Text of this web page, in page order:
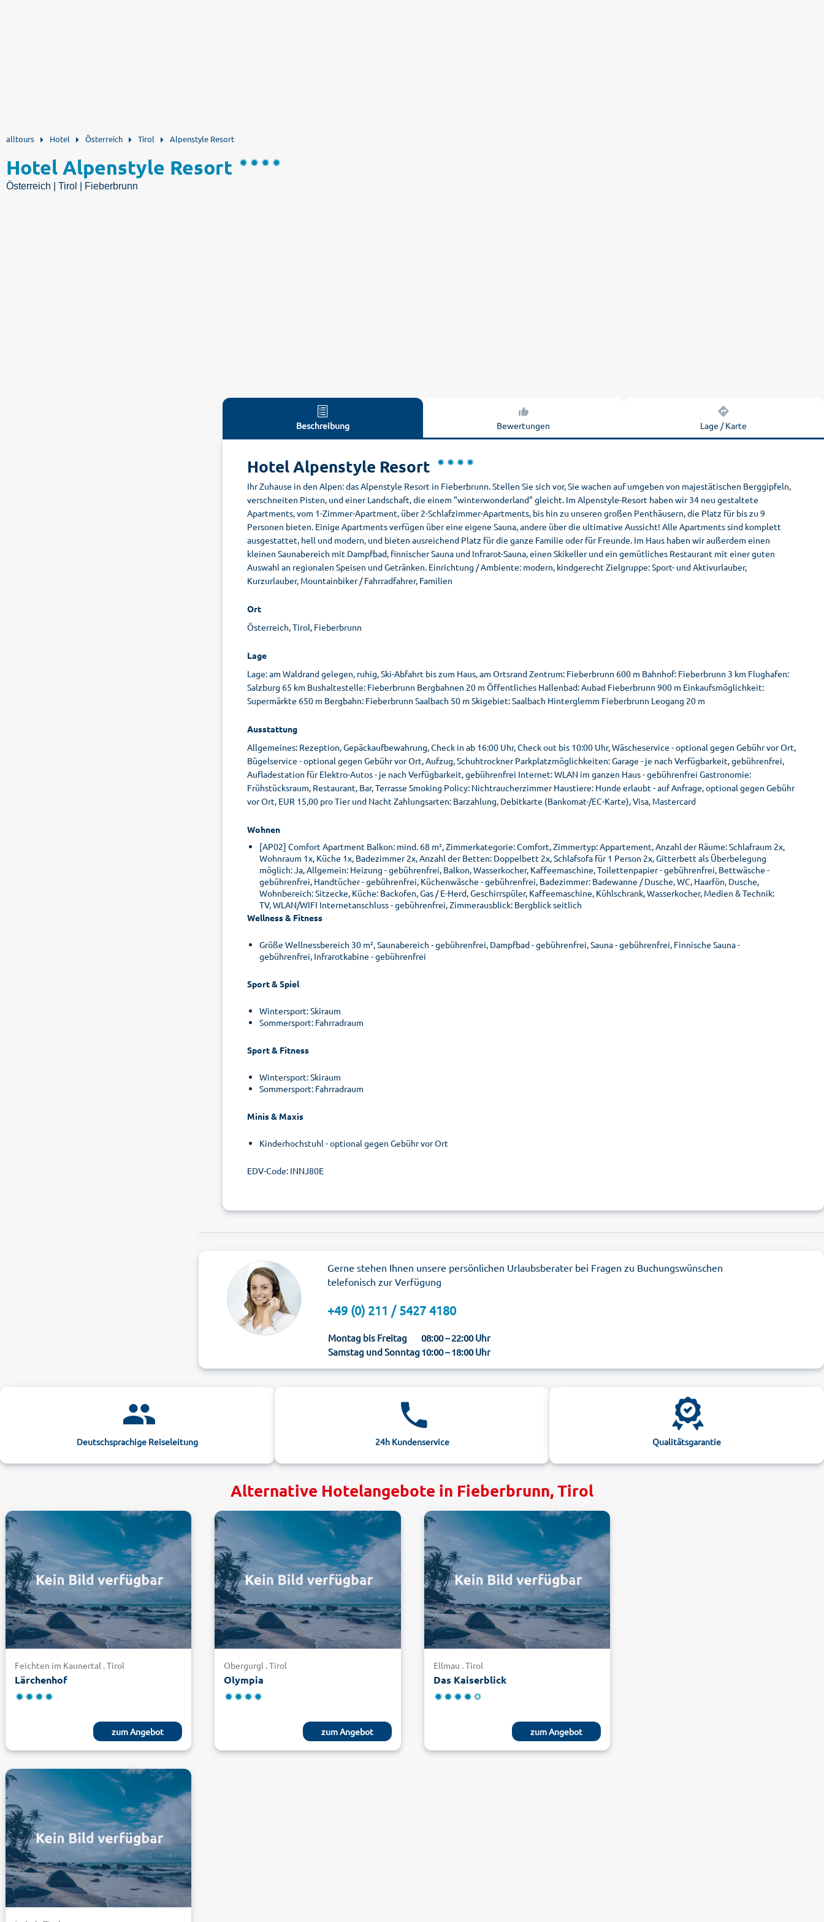
alltours Hotel Österreich Tirol Alpenstyle Resort
Hotel Alpenstyle Resort
Österreich | Tirol | Fieberbrunn
Beschreibung Bewertungen Lage / Karte
Hotel Alpenstyle Resort
Ihr Zuhause in den Alpen: das Alpenstyle Resort in Fieberbrunn. Stellen Sie sich vor, Sie wachen auf umgeben von majestätischen Berggipfeln,
verschneiten Pisten, und einer Landschaft, die einem "winterwonderland" gleicht. Im Alpenstyle-Resort haben wir 34 neu gestaltete
Apartments, vom 1-Zimmer-Apartment, über 2-Schlafzimmer-Apartments, bis hin zu unseren großen Penthäusern, die Platz für bis zu 9
Personen bieten. Einige Apartments verfügen über eine eigene Sauna, andere über die ultimative Aussicht! Alle Apartments sind komplett
ausgestattet, hell und modern, und bieten ausreichend Platz für die ganze Familie oder für Freunde. Im Haus haben wir außerdem einen
kleinen Saunabereich mit Dampfbad, finnischer Sauna und Infrarot-Sauna, einen Skikeller und ein gemütliches Restaurant mit einer guten
Auswahl an regionalen Speisen und Getränken. Einrichtung / Ambiente: modern, kindgerecht Zielgruppe: Sport- und Aktivurlauber,
Kurzurlauber, Mountainbiker / Fahrradfahrer, Familien
Ort
Österreich, Tirol, Fieberbrunn
Lage
Lage: am Waldrand gelegen, ruhig, Ski-Abfahrt bis zum Haus, am Ortsrand Zentrum: Fieberbrunn 600 m Bahnhof: Fieberbrunn 3 km Flughafen:
Salzburg 65 km Bushaltestelle: Fieberbrunn Bergbahnen 20 m Öffentliches Hallenbad: Aubad Fieberbrunn 900 m Einkaufsmöglichkeit:
Supermärkte 650 m Bergbahn: Fieberbrunn Saalbach 50 m Skigebiet: Saalbach Hinterglemm Fieberbrunn Leogang 20 m
Ausstattung
Allgemeines: Rezeption, Gepäckaufbewahrung, Check in ab 16:00 Uhr, Check out bis 10:00 Uhr, Wäscheservice - optional gegen Gebühr vor Ort,
Bügelservice - optional gegen Gebühr vor Ort, Aufzug, Schuhtrockner Parkplatzmöglichkeiten: Garage - je nach Verfügbarkeit, gebührenfrei,
Aufladestation für Elektro-Autos - je nach Verfügbarkeit, gebührenfrei Internet: WLAN im ganzen Haus - gebührenfrei Gastronomie:
Frühstücksraum, Restaurant, Bar, Terrasse Smoking Policy: Nichtraucherzimmer Haustiere: Hunde erlaubt - auf Anfrage, optional gegen Gebühr
vor Ort, EUR 15,00 pro Tier und Nacht Zahlungsarten: Barzahlung, Debitkarte (Bankomat-/EC-Karte), Visa, Mastercard
Wohnen
[AP02] Comfort Apartment Balkon: mind. 68 m², Zimmerkategorie: Comfort, Zimmertyp: Appartement, Anzahl der Räume: Schlafraum 2x,
Wohnraum 1x, Küche 1x, Badezimmer 2x, Anzahl der Betten: Doppelbett 2x, Schlafsofa für 1 Person 2x, Gitterbett als Überbelegung
möglich: Ja, Allgemein: Heizung - gebührenfrei, Balkon, Wasserkocher, Kaffeemaschine, Toilettenpapier - gebührenfrei, Bettwäsche -
gebührenfrei, Handtücher - gebührenfrei, Küchenwäsche - gebührenfrei, Badezimmer: Badewanne / Dusche, WC, Haarfön, Dusche,
Wohnbereich: Sitzecke, Küche: Backofen, Gas / E-Herd, Geschirrspüler, Kaffeemaschine, Kühlschrank, Wasserkocher, Medien & Technik:
TV, WLAN/WIFI Internetanschluss - gebührenfrei, Zimmerausblick: Bergblick seitlich
Wellness & Fitness
Größe Wellnessbereich 30 m², Saunabereich - gebührenfrei, Dampfbad - gebührenfrei, Sauna - gebührenfrei, Finnische Sauna -
gebührenfrei, Infrarotkabine - gebührenfrei
Sport & Spiel
Wintersport: Skiraum
Sommersport: Fahrradraum
Sport & Fitness
Wintersport: Skiraum
Sommersport: Fahrradraum
Minis & Maxis
Kinderhochstuhl - optional gegen Gebühr vor Ort
EDV-Code: INNJ80E
Gerne stehen Ihnen unsere persönlichen Urlaubsberater bei Fragen zu Buchungswünschen
telefonisch zur Verfügung
+49 (0) 211 / 5427 4180
Montag bis Freitag
08:00 – 22:00 Uhr
Samstag und Sonntag10:00 – 18:00 Uhr
Deutschsprachige Reiseleitung 24h Kundenservice Qualitätsgarantie
Alternative Hotelangebote in Fieberbrunn, Tirol
Feichten im Kaunertal . Tirol
Lärchenhof
zum Angebot
Obergurgl . Tirol
Olympia
zum Angebot
Ellmau . Tirol
Das Kaiserblick
zum Angebot